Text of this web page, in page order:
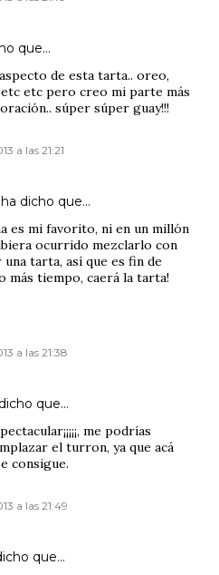
que…
de esta tarta.. oreo,
etc pero creo mi parte más
súper súper guay!!!
a las 21:21
ha dicho que…
es mi favorito, ni en un millón
ocurrido mezclarlo con
tarta, así que es fin de
más tiempo, caerá la tarta!
a las 21:38
que…
me podrías
el turron, ya que acá
consigue.
a las 21:49
que…